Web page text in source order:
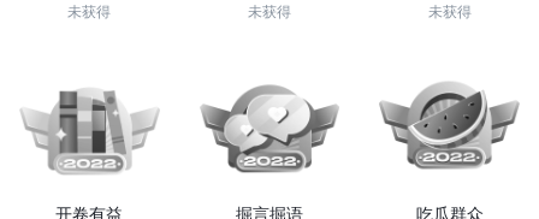
未获得 未获得 未获得
开卷有益 掘言掘语 吃瓜群众